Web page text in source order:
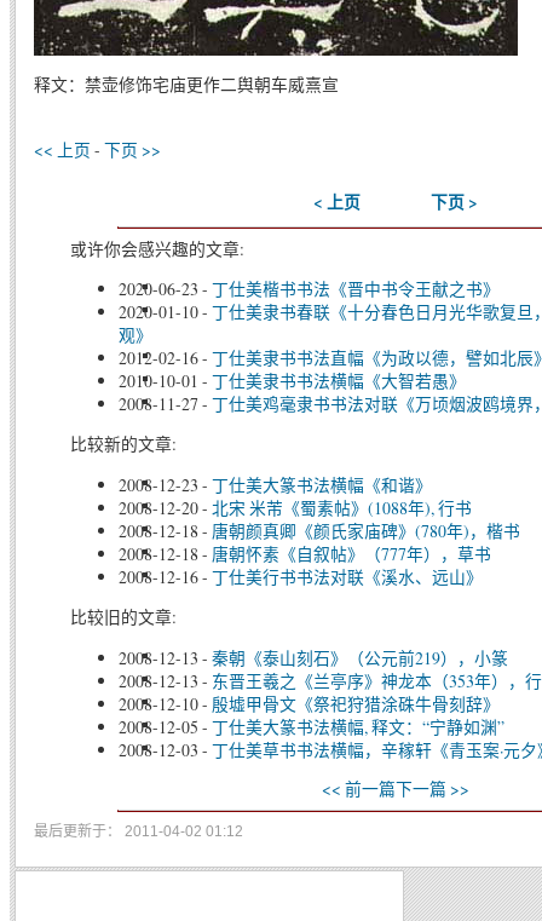
释文：禁壶修饰宅庙更作二舆朝车威熹宣
<< 上页 - 下页 >>
< 上页 下页 >
或许你会感兴趣的文章:
2020-06-23 - 丁仕美楷书书法《晋中书令王献之书》
2020-01-10- 丁仕美隶书春联《十分春色日月光华歌复旦
观》
2012-02-16- 丁仕美隶书书法直幅《为政以德，譬如北辰
2010-10-01 - 丁仕美隶书书法横幅《大智若愚》
2008-11-27 - 丁仕美鸡毫隶书书法对联《万顷烟波鸥境界
比较新的文章:
2008-12-23 - 丁仕美大篆书法横幅《和谐》
2008-12-20- 北宋 米芾《蜀素帖》(1088年), 行书
2008-12-18 - 唐朝颜真卿《颜氏家庙碑》(780年)，楷书
2008-12-18 - 唐朝怀素《自叙帖》（777年），草书
2008-12-16- 丁仕美行书书法对联《溪水、远山》
比较旧的文章:
2008-12-13 - 秦朝《泰山刻石》（公元前219），小篆
2008-12-13 - 东晋王羲之《兰亭序》神龙本（353年），
2008-12-10- 殷墟甲骨文《祭祀狩猎涂硃牛骨刻辞》
2008-12-05 - 丁仕美大篆书法横幅, 释文：“宁静如渊”
2008-12-03 - 丁仕美草书书法横幅，辛稼轩《青玉案·元夕
<< 前一篇下一篇 >>
最后更新于： 2011-04-02 01:12